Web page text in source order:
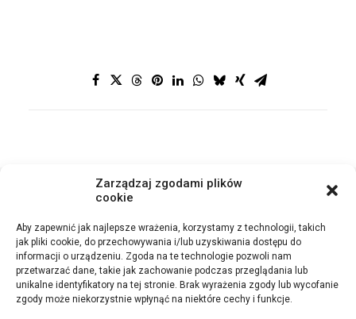
Zarządzaj zgodami plików
cookie
Aby zapewnić jak najlepsze wrażenia, korzystamy z technologii, takich
jak pliki cookie, do przechowywania i/lub uzyskiwania dostępu do
informacji o urządzeniu. Zgoda na te technologie pozwoli nam
przetwarzać dane, takie jak zachowanie podczas przeglądania lub
unikalne identyfikatory na tej stronie. Brak wyrażenia zgody lub wycofanie
zgody może niekorzystnie wpłynąć na niektóre cechy i funkcje.
© 2021 Cegły Elastyczne Bolix. Wszystkie prawa zastrzeżone |